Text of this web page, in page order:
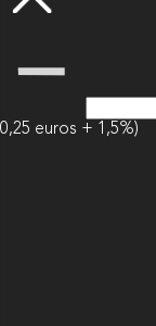
0,25 euros + 1,5%)